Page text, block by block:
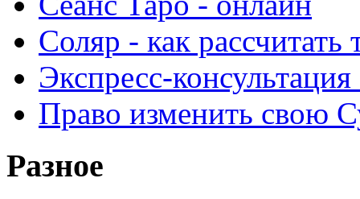
Соляр - как
Экспресс-
Право изменить свою
Разное